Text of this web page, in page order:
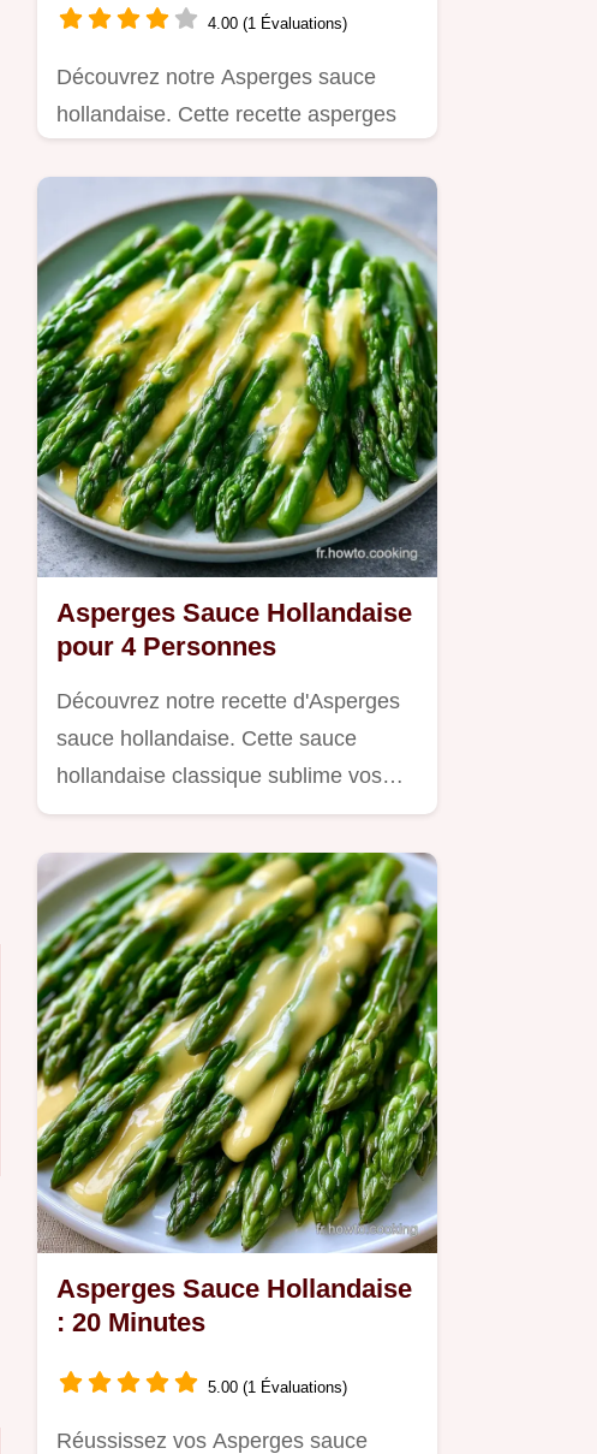
4.00 (1 Évaluations)
Découvrez notre Asperges sauce
hollandaise. Cette recette asperges
Asperges Sauce Hollandaise
pour 4 Personnes
Découvrez notre recette d'Asperges
sauce hollandaise. Cette sauce
hollandaise classique sublime vos…
Asperges Sauce Hollandaise
: 20 Minutes
5.00 (1 Évaluations)
Réussissez vos Asperges sauce